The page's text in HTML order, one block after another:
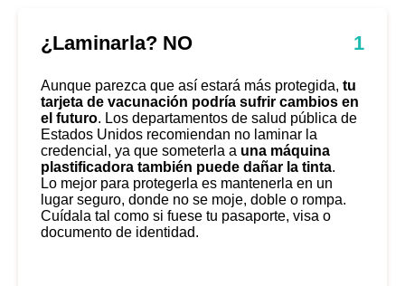
¿Laminarla? NO 1
Aunque parezca que así estará más protegida, tu
tarjeta de vacunación podría sufrir cambios en
el futuro. Los departamentos de salud pública de
Estados Unidos recomiendan no laminar la
credencial, ya que someterla a una máquina
plastificadora también puede dañar la tinta.
Lo mejor para protegerla es mantenerla en un
lugar seguro, donde no se moje, doble o rompa.
Cuídala tal como si fuese tu pasaporte, visa o
documento de identidad.